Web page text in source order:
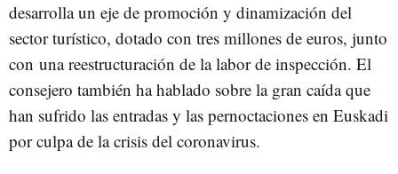
desarrolla un eje de promoción y dinamización del
sector turístico, dotado con tres millones de euros, junto
con una reestructuración de la labor de inspección. El
consejero también ha hablado sobre la gran caída que
han sufrido las entradas y las pernoctaciones en Euskadi
por culpa de la crisis del coronavirus.